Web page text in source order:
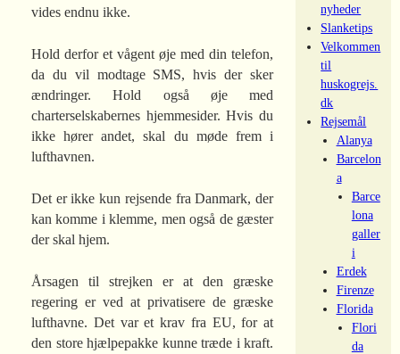
vides endnu ikke.
Hold derfor et vågent øje med din telefon,
da du vil modtage SMS, hvis der sker
ændringer. Hold også øje med
charterselskabernes hjemmesider. Hvis du
ikke hører andet, skal du møde frem i
lufthavnen.
Det er ikke kun rejsende fra Danmark, der
kan komme i klemme, men også de gæster
der skal hjem.
Årsagen til strejken er at den græske
regering er ved at privatisere de græske
lufthavne. Det var et krav fra EU, for at
den store hjælpepakke kunne træde i kraft.
nyheder
Slanketips
Velkommen
til
huskogrejs.
dk
Rejsemål
Alanya
Barcelon
a
Barce
lona
galler
i
Erdek
Firenze
Florida
Flori
da